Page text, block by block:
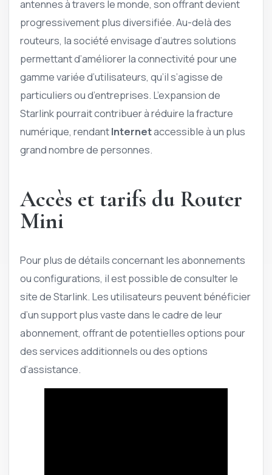
antennes à travers le monde, son offrant devient
progressivement plus diversifiée. Au-delà des
routeurs, la société envisage d’autres solutions
permettant d’améliorer la connectivité pour une
gamme variée d’utilisateurs, qu’il s’agisse de
particuliers ou d’entreprises. L’expansion de
Starlink pourrait contribuer à réduire la fracture
numérique, rendantInternetaccessible à un plus
grand nombre de personnes.
Accès et tarifs du Router
Mini
Pour plus de détails concernant les abonnements
ou configurations, il est possible de consulter le
site de Starlink. Les utilisateurs peuvent bénéficier
d’un support plus vaste dans le cadre de leur
abonnement, offrant de potentielles options pour
des services additionnels ou des options
d’assistance.